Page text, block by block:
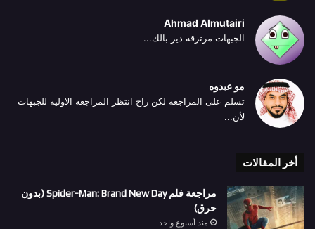
Ahmad Almutairi
الجبهات مرتزقة دير بالك...
مو عبدوه
تسلم على المراجعة لكن راح انتظر المراجعة الاولية للجبهات
لأن...
أخر المقالات
مراجعة فلم Spider-Man: Brand New Day (بدون
حرق)
منذ أسبوع واحد